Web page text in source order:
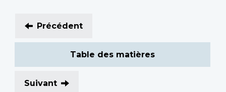
Précédent
Table des matières
Suivant